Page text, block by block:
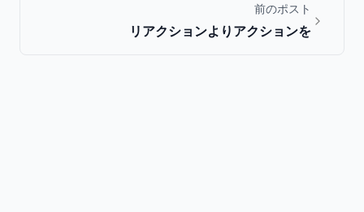
前のポスト
リアクションよりアクションを